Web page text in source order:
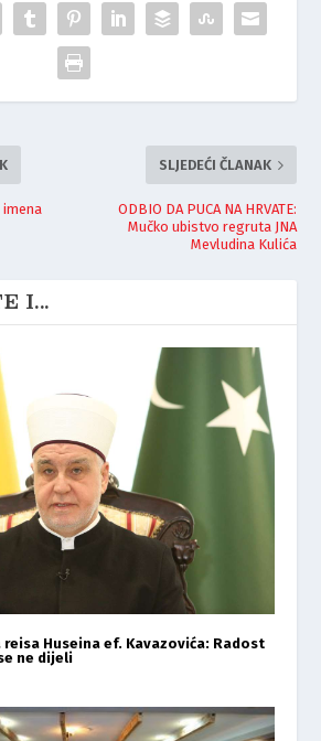
SLJEDEĆI ČLANAK
ODBIO DA PUCA NA HRVATE:
Mučko ubistvo regruta JNA
Mevludina Kulića
I...
Huseina ef. Kavazovića: Radost
ne dijeli